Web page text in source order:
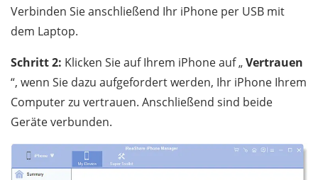
Verbinden Sie anschließend Ihr iPhone per USB mit
dem Laptop.
Schritt 2: Klicken Sie auf Ihrem iPhone auf „Vertrauen
“, wenn Sie dazu aufgefordert werden, Ihr iPhone Ihrem
Computer zu vertrauen. Anschließend sind beide
Geräte verbunden.